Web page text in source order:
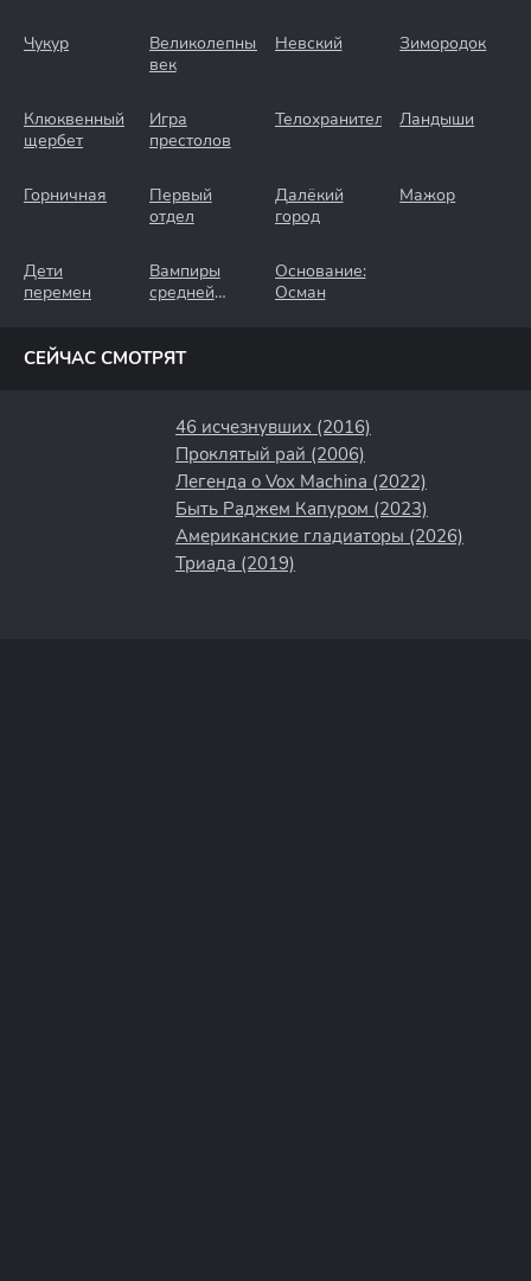
Чукур
Великолепный
век
Невский Зимородок
Клюквенный
щербет
Игра
престолов
Телохранители Ландыши
Горничная
Первый
отдел
Далёкий
город
Мажор
Дети
перемен
Вампиры
средней
Основание:
Осман
СЕЙЧАС СМОТРЯТ
46 исчезнувших (2016)
Проклятый рай (2006)
Легенда о Vox Machina (2022)
Быть Раджем Капуром (2023)
Американские гладиаторы (2026)
Триада (2019)